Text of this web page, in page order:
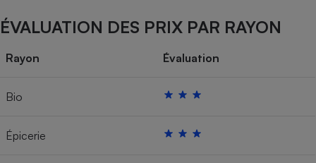
ÉVALUATION DES PRIX PAR RAYON
Rayon Évaluation
Bio
Épicerie